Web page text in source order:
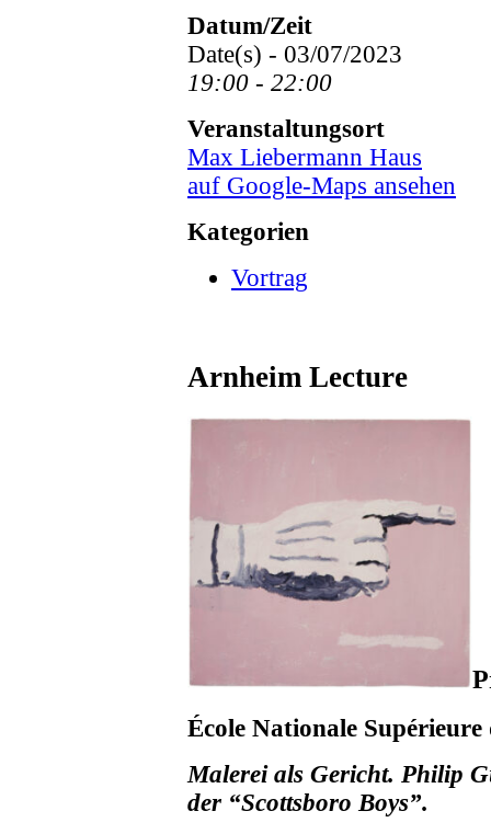
Datum/Zeit
Date(s) - 03/07/2023
19:00 - 22:00
Veranstaltungsort
Max Liebermann Haus
auf Google-Maps ansehen
Kategorien
Vortrag
Arnheim Lecture
École Nationale
Malerei als Gericht. Philip
der “Scottsboro Boys”.